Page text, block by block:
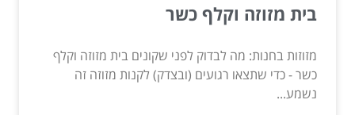
בית מזוזה וקלף כשר
מזוזות בחנות: מה לבדוק לפני שקונים בית מזוזה וקלף
כשר - כדי שתצאו רגועים (ובצדק) לקנות מזוזה זה
נשמע...